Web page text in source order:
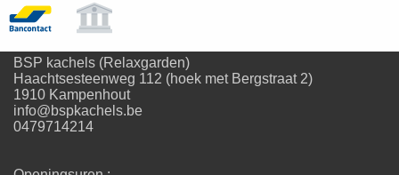
BSP kachels (Relaxgarden)
Haachtsesteenweg 112 (hoek met Bergstraat 2)
1910 Kampenhout
info@bspkachels.be
0479714214